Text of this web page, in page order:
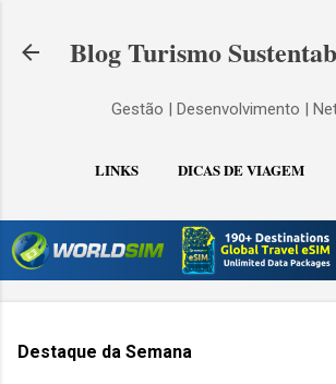
Blog Turismo
Gestão | Desenvolvimento |
LINKS DICAS DE VIAGEM
CONTATO
Destaque da Semana